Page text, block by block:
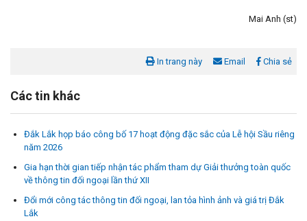
Mai Anh (st)
In trang này Email Chia sẻ
Các tin khác
Đắk Lắk họp báo công bố 17 hoạt động đặc sắc của Lễ hội Sầu riêng
năm 2026
Gia hạn thời gian tiếp nhận tác phẩm tham dự Giải thưởng toàn quốc
về thông tin đối ngoại lần thứ XII
Đổi mới công tác thông tin đối ngoại, lan tỏa hình ảnh và giá trị Đắk
Lắk